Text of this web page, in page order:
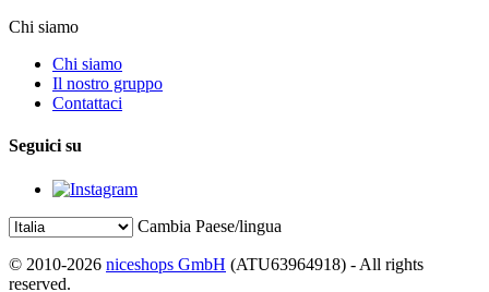
Chi siamo
Chi siamo
Il nostro gruppo
Contattaci
Seguici su
Cambia Paese/lingua
© 2010-2026 niceshops GmbH (ATU63964918) - All rights
reserved.